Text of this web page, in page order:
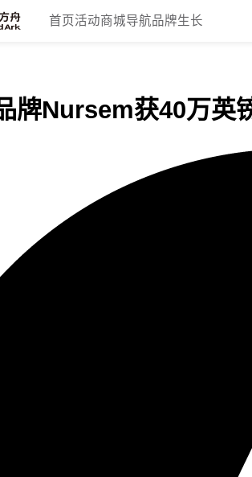
首页 活动商城导航品牌生长
牌Nursem获40万英